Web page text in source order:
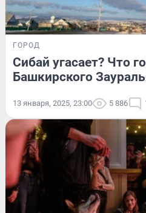
ГОРОД
Сибай угасает? Что
Башкирского
13 января, 2025, 23:00 5 886